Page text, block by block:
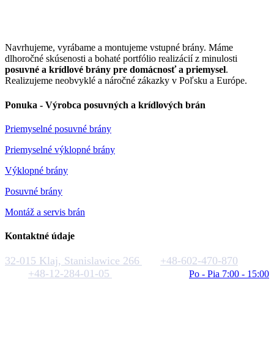
Navrhujeme, vyrábame a montujeme vstupné brány. Máme
dlhoročné skúsenosti a bohaté portfólio realizácií z minulosti
posuvné a krídlové brány pre domácnosť a priemysel.
Realizujeme neobvyklé a náročné zákazky v Poľsku a Európe.
Ponuka - Výrobca posuvných a krídlových brán
Priemyselné posuvné brány
Priemyselné výklopné brány
Výklopné brány
Posuvné brány
Montáž a servis brán
Kontaktné údaje
32-015 Klaj, Stanislawice 266
+48-602-470-870
+48-12-284-01-05
Po - Pia 7:00 - 15:00